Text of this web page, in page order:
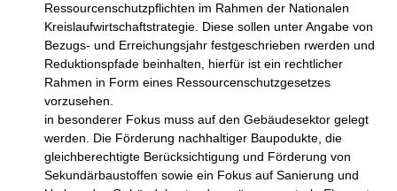
Ressourcenschutzpflichten im Rahmen der Nationalen
Kreislaufwirtschaftstrategie. Diese sollen unter Angabe von
Bezugs- und Erreichungsjahr festgeschrieben rwerden und
Reduktionspfade beinhalten, hierfür ist ein rechtlicher
Rahmen in Form eines Ressourcenschutzgesetzes
vorzusehen.
in besonderer Fokus muss auf den Gebäudesektor gelegt
werden. Die Förderung nachhaltiger Baupodukte, die
gleichberechtigte Berücksichtigung und Förderung von
Sekundärbaustoffen sowie ein Fokus auf Sanierung und